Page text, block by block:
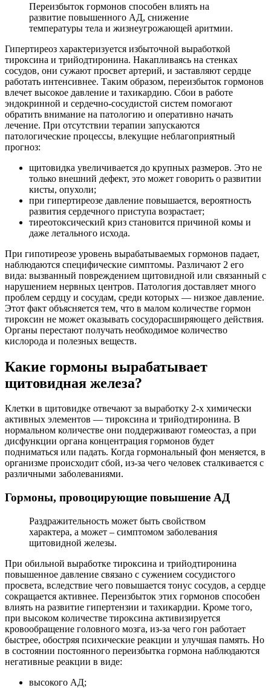
Переизбыток гормонов способен влиять на
развитие повышенного АД, снижение
температуры тела и жизнеугрожающей аритмии.
Гипертиреоз характеризуется избыточной выработкой
тироксина и трийодтиронина. Накапливаясь на стенках
сосудов, они сужают просвет артерий, и заставляют сердце
работать интенсивнее. Таким образом, переизбыток гормонов
влечет высокое давление и тахикардию. Сбои в работе
эндокринной и сердечно-сосудистой систем помогают
обратить внимание на патологию и оперативно начать
лечение. При отсутствии терапии запускаются
патологические процессы, влекущие неблагоприятный
прогноз:
щитовидка увеличивается до крупных размеров. Это не
только внешний дефект, это может говорить о развитии
кисты, опухоли;
при гипертиреозе давление повышается, вероятность
развития сердечного приступа возрастает;
тиреотоксический криз становится причиной комы и
даже летального исхода.
При гипотиреозе уровень вырабатываемых гормонов падает,
наблюдаются специфические симптомы. Различают 2 его
вида: вызванный повреждением щитовидной или связанный с
нарушением нервных центров. Патология доставляет много
проблем сердцу и сосудам, среди которых — низкое давление.
Этот факт объясняется тем, что в малом количестве гормон
тироксин не может оказывать сосудорасширяющего действия.
Органы перестают получать необходимое количество
кислорода и полезных веществ.
Какие гормоны вырабатывает
щитовидная железа?
Клетки в щитовидке отвечают за выработку 2-х химически
активных элементов — тироксина и трийодтиронина. В
нормальном количестве они поддерживают гомеостаз, а при
дисфункции органа концентрация гормонов будет
подниматься или падать. Когда гормональный фон меняется, в
организме происходит сбой, из-за чего человек сталкивается с
различными заболеваниями.
Гормоны, провоцирующие повышение АД
Раздражительность может быть свойством
характера, а может – симптомом заболевания
щитовидной железы.
При обильной выработке тироксина и трийодтиронина
повышенное давление связано с сужением сосудистого
просвета, вследствие чего повышается тонус сосудов, а сердце
сокращается активнее. Переизбыток этих гормонов способен
влиять на развитие гипертензии и тахикардии. Кроме того,
при высоком количестве тироксина активизируется
кровообращение головного мозга, из-за чего гон работает
быстрее, обостряя психические реакции и улучшая память. Но
в состоянии постоянного переизбытка гормона наблюдаются
негативные реакции в виде:
высокого АД;